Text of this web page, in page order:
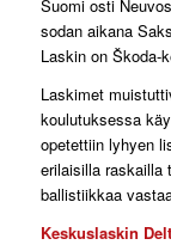
Suomi osti
sodan aikana
Laskin on Škoda-
Laskimet
koulutuksessa
opetettiin lyhyen
erilaisilla raskailla
ballistiikkaa
Keskuslaskin